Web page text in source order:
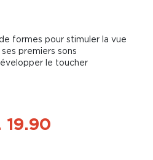
formes pour stimuler la vue
premiers sons
le toucher
19.90